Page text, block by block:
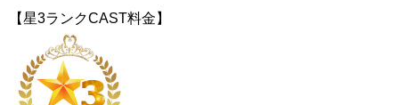
【星3ランクCAST料金】